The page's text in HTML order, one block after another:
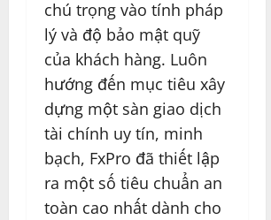
chú trọng vào tính pháp
lý và độ bảo mật quỹ
của khách hàng. Luôn
hướng đến mục tiêu xây
dựng một sàn giao dịch
tài chính uy tín, minh
bạch, FxPro đã thiết lập
ra một số tiêu chuẩn an
toàn cao nhất dành cho